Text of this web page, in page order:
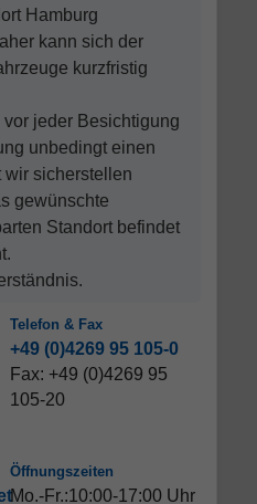
Hamburg
kann sich der
kurzfristig
jeder Besichtigung
unbedingt einen
wir sicherstellen
gewünschte
Standort befindet
Telefon & Fax
+49 (0)4269 95 105-0
Fax: +49 (0)4269 95
105-20
Öffnungszeiten
Mo.-Fr.:10:00-17:00 Uhr